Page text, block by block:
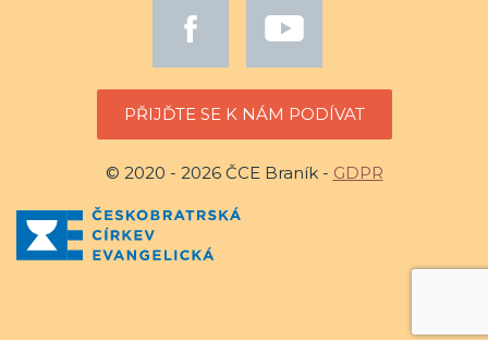
PŘIJĎTE SE K NÁM PODÍVAT
© 2020 - 2026 ČCE Braník - GDPR